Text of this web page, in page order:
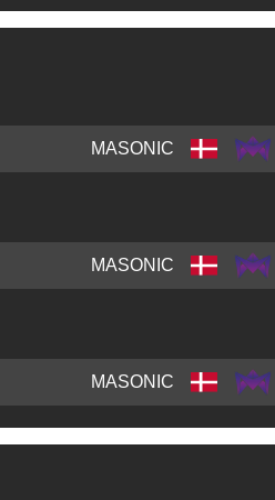
MASONIC
MASONIC
MASONIC